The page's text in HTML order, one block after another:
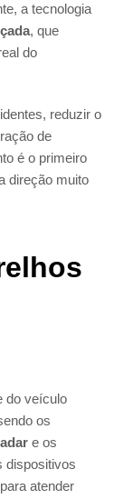
a tecnologia
, que
do
reduzir o
de
é o primeiro
direção muito
do veículo
os
e os
dispositivos
atender